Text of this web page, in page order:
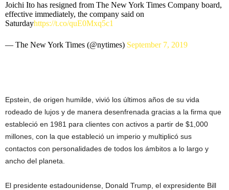
Joichi Ito has resigned from The New York Times Company board,
effective immediately, the company said on
Saturdayhttps://t.co/quE0Mxq5c1
— The New York Times (@nytimes) September 7, 2019
Epstein, de origen humilde, vivió los últimos años de su vida
rodeado de lujos y de manera desenfrenada gracias a la firma que
estableció en 1981 para clientes con activos a partir de $1,000
millones, con la que estableció un imperio y multiplicó sus
contactos con personalidades de todos los ámbitos a lo largo y
ancho del planeta.
El presidente estadounidense, Donald Trump, el expresidente Bill